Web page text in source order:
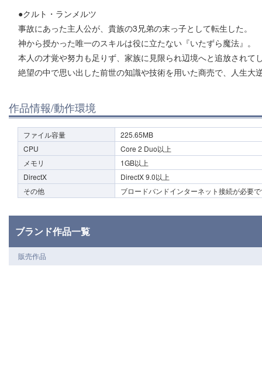
●クルト・ランメルツ
事故にあった主人公が、貴族の3兄弟の末っ子として転生した。
神から授かった唯一のスキルは役に立たない『いたずら魔法』。
本人の才覚や努力も足りず、家族に見限られ辺境へと追放されて
絶望の中で思い出した前世の知識や技術を用いた商売で、人生大
作品情報/動作環境
ファイル容量
225.65MB
CPU
Core 2 Duo以上
メモリ
1GB以上
DirectX
DirectX 9.0以上
その他
ブロードバンドインターネット接続が必要
ブランド作品一覧
販売作品